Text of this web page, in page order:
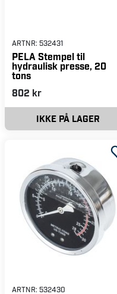
ARTNR: 532431
PELA Stempel til
hydraulisk presse, 20
tons
802 kr
IKKE PÅ LAGER
ARTNR: 532430